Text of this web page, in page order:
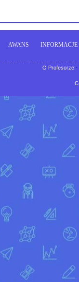
AWANS INFORMACJE
O Profesorze-